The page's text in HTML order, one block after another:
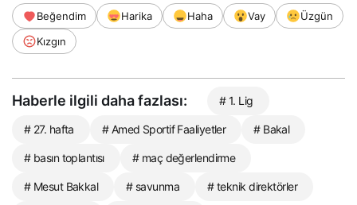
Beğendim Harika Haha Vay
Üzgün
Kızgın
Haberle ilgili daha fazlası: # 1. Lig
# 27. hafta # Amed Sportif Faaliyetler # Bakal
# basın toplantısı # maç değerlendirme
# Mesut Bakkal # savunma # teknik direktörler